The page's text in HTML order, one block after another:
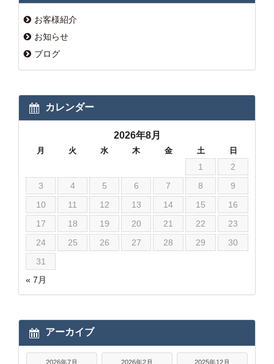
お客様紹介
お知らせ
ブログ
カレンダー
2026年8月
月 火 水 木 金 土 日
« 7月
1
2
3
4 5 6 7 8
9
10
11 12 13 14 15
16
17
18 19 20 21 22
23
24
25 26 27 28 29
30
31
アーカイブ
2026年7月 2026年2月 2025年12月